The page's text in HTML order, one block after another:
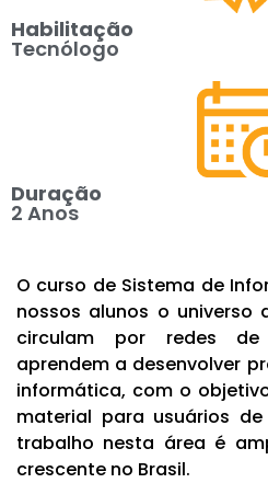
Habilitação
Tecnólogo
Duração
2 Anos
O curso de Sistema de
nossos alunos o universo
circulam por redes de
aprendem a desenvolver
informática, com o
material para usuários
trabalho nesta área é
crescente no Brasil.